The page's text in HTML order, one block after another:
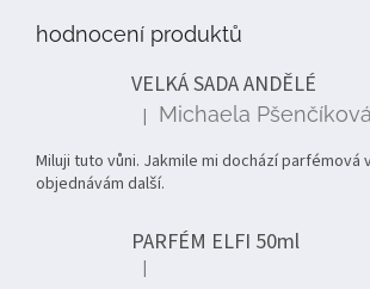
hodnocení produktů
VELKÁ SADA ANDĚLÉ
Hodnocení produktu je 5 z 5
| Michaela Pšenčíková
Miluji tuto vůni. Jakmile mi dochází parfémová
objednávám další.
PARFÉM ELFI 50ml
Hodnocení produktu je 5 z 5
|